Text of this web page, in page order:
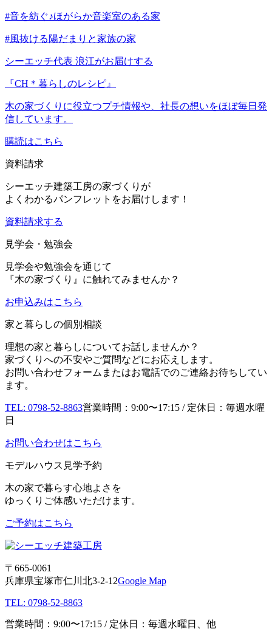
#音を紡ぐ♪ほがらか音楽室のある家
#風抜ける陽だまりと家族の家
シーエッチ代表 浪江がお届けする
『CH＊暮らしのレシピ』
木の家づくりに役立つプチ情報や、社長の想いをほぼ毎日発
信しています。
購読はこちら
資料請求
シーエッチ建築工房の家づくりが
よくわかるパンフレットをお届けします！
資料請求する
見学会・勉強会
見学会や勉強会を通じて
『木の家づくり』に触れてみませんか？
お申込みはこちら
家と暮らしの個別相談
理想の家と暮らしについてお話しませんか？
家づくりへの不安やご質問などにお応えします。
お問い合わせフォームまたはお電話でのご連絡お待ちしてい
ます。
TEL: 0798-52-8863営業時間：9:00〜17:15 / 定休日：毎週水曜
日
お問い合わせはこちら
モデルハウス見学予約
木の家で暮らす心地よさを
ゆっくりご体感いただけます。
ご予約はこちら
〒665-0061
兵庫県宝塚市仁川北3-2-12Google Map
TEL: 0798-52-8863
営業時間：9:00〜17:15 / 定休日：毎週水曜日、他